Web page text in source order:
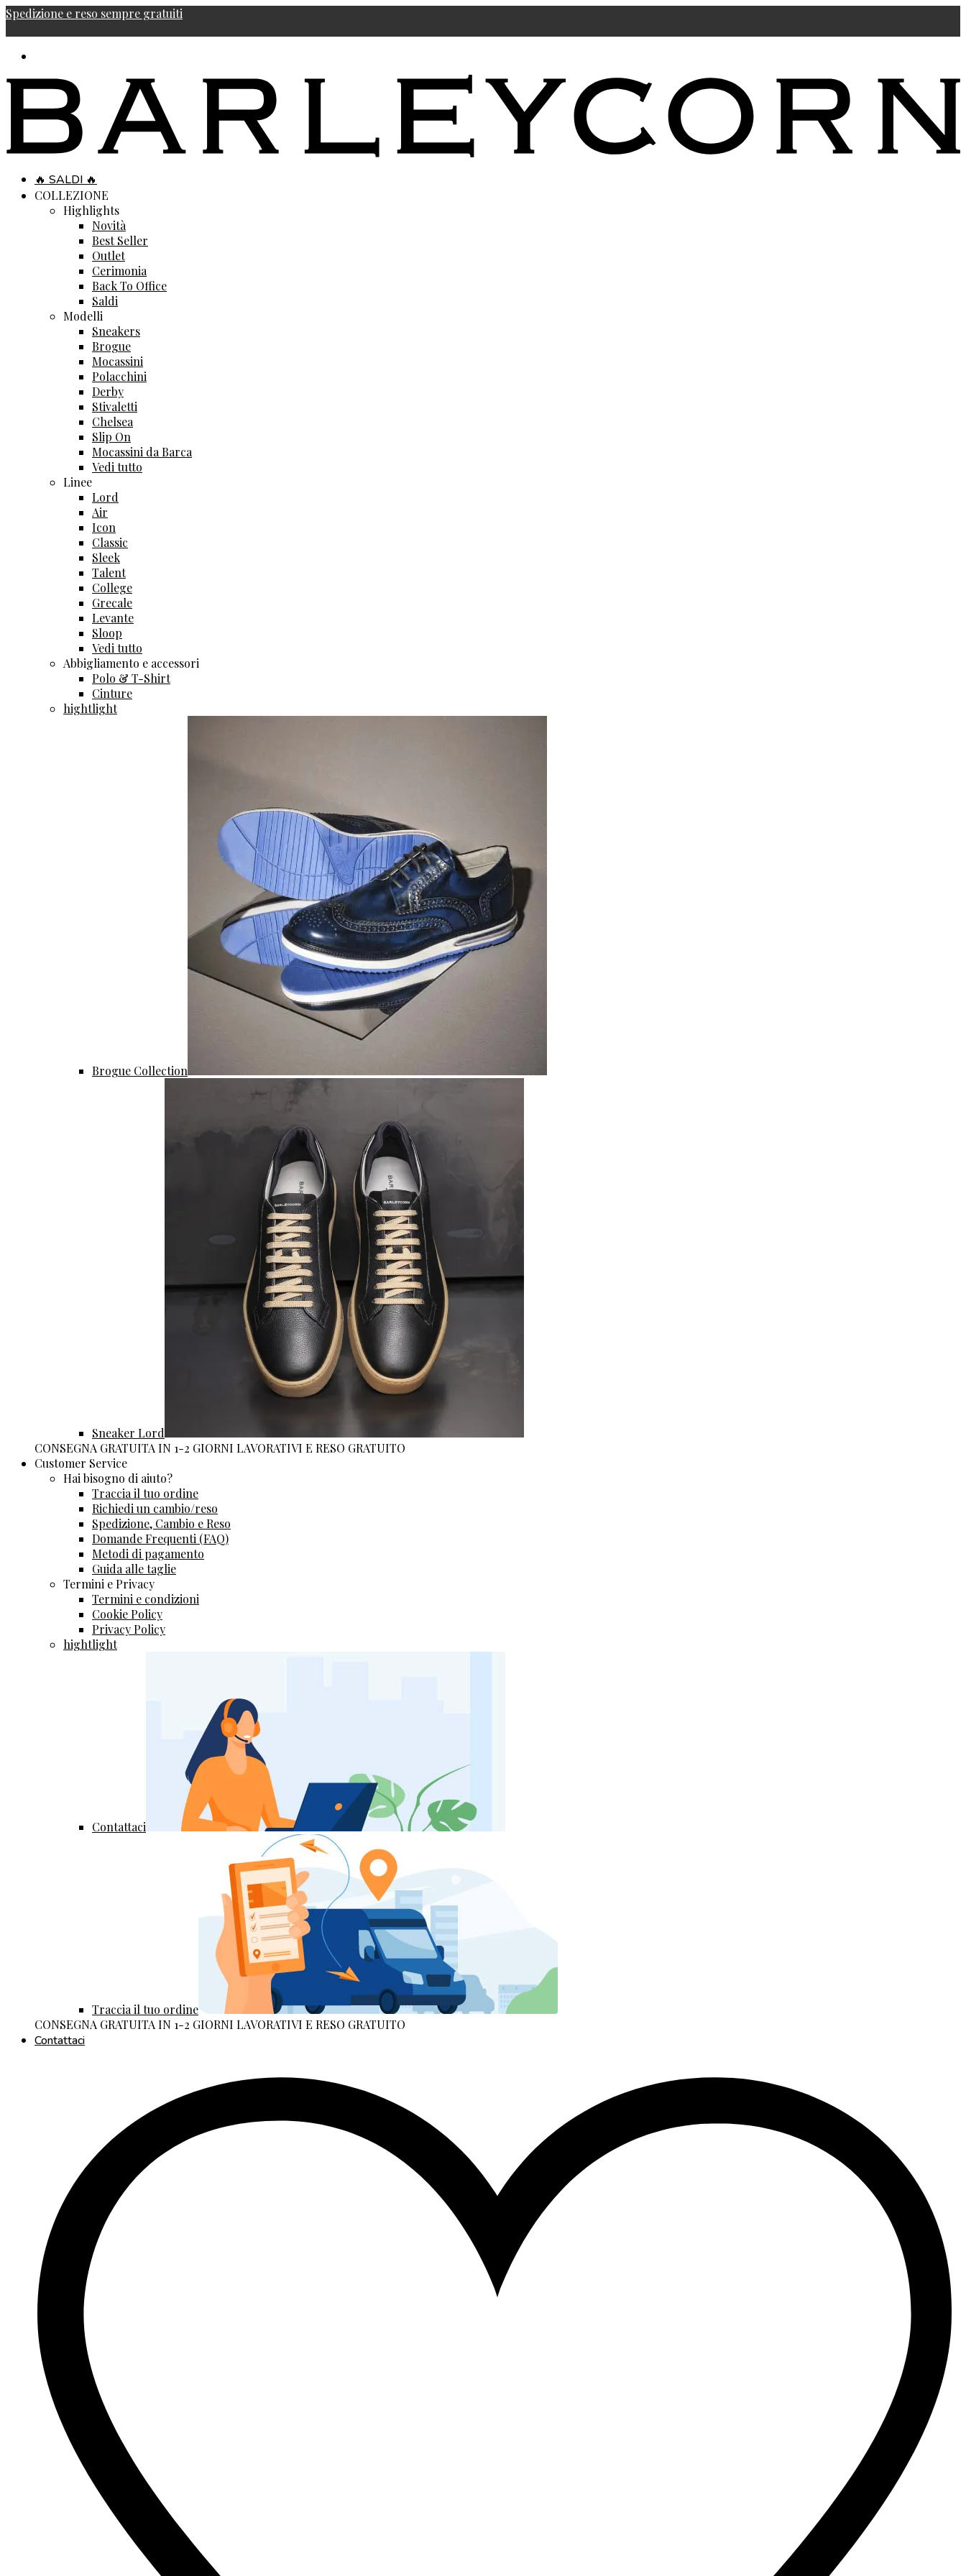
Spedizione e reso sempre gratuiti
🔥 SALDI 🔥
COLLEZIONE
Highlights
Novità
Best Seller
Outlet
Cerimonia
Back To Office
Saldi
Modelli
Sneakers
Brogue
Mocassini
Polacchini
Derby
Stivaletti
Chelsea
Slip On
Mocassini da Barca
Vedi tutto
Linee
Lord
Air
Icon
Classic
Sleek
Talent
College
Grecale
Levante
Sloop
Vedi tutto
Abbigliamento e accessori
Polo & T-Shirt
Cinture
hightlight
Brogue Collection
Sneaker Lord
CONSEGNA GRATUITA IN 1-2 GIORNI LAVORATIVI E RESO GRATUITO
Customer Service
Hai bisogno di aiuto?
Traccia il tuo ordine
Richiedi un cambio/reso
Spedizione, Cambio e Reso
Domande Frequenti (FAQ)
Metodi di pagamento
Guida alle taglie
Termini e Privacy
Termini e condizioni
Cookie Policy
Privacy Policy
hightlight
Contattaci
Traccia il tuo ordine
CONSEGNA GRATUITA IN 1-2 GIORNI LAVORATIVI E RESO GRATUITO
Contattaci